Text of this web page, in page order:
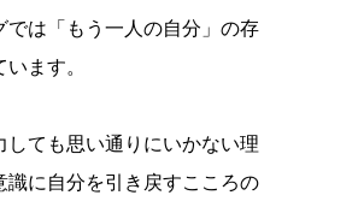
では「もう一人の自分」の存
ます。
しても思い通りにいかない理
識に自分を引き戻すこころの